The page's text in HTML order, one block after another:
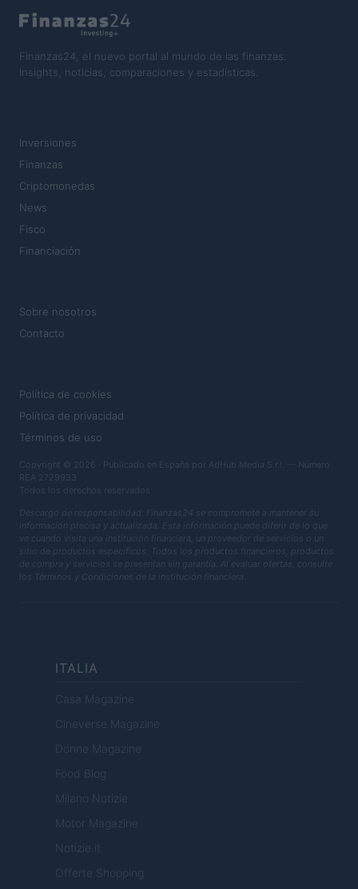
Finanzas24, el nuevo portal al mundo de las finanzas.
Insights, noticias, comparaciones y estadísticas.
Inversiones
Finanzas
Criptomonedas
News
Fisco
Financiación
Sobre nosotros
Contacto
Política de cookies
Política de privacidad
Términos de uso
Copyright © 2026 · Publicado en España por AdHub Media S.r.l. — Número
REA 2729933
Todos los derechos reservados
Descargo de responsabilidad: Finanzas24 se compromete a mantener su
información precisa y actualizada. Esta información puede diferir de lo que
ve cuando visita una institución financiera, un proveedor de servicios o un
sitio de productos específicos. Todos los productos financieros, productos
de compra y servicios se presentan sin garantía. Al evaluar ofertas, consulte
los Términos y Condiciones de la institución financiera.
ITALIA
Casa Magazine
Cineverse Magazine
Donne Magazine
Food Blog
Milano Notizie
Motor Magazine
Notizie.it
Offerte Shopping